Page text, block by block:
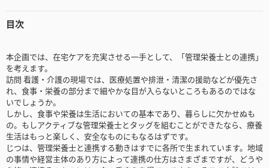
目次
本企画では、在宅ケアを充実させる一手として、「管理栄養士との連携」
を考えます。
訪問 看護・介護の現場では、医療処置や排泄・清潔の援助などが優先さ
れ、食事・栄養の部分まで細やかな目が入らないところもあるのではな
いでしょうか。
しかし、食事や栄養は生活においての基本であり、暮らしに欠かせぬも
の。もしアクティブな管理栄養士とタッグを組むことができたなら、療養
生活はもっと楽しく、安全なものにもなるはずです。
じつは、管理栄養士と連携する動きはすでに各所で生まれています。地域
の事情や経営主体のあり方によって連携の仕方はさまざまですが、どうや